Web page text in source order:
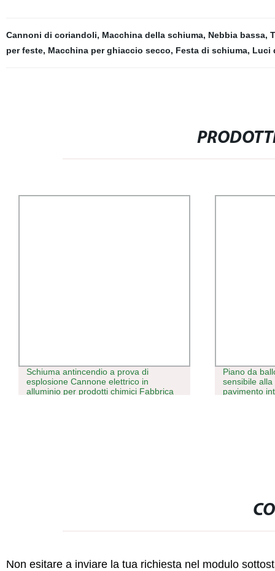
Cannoni di coriandoli, Macchina della schiuma, Nebbia bassa,
per feste, Macchina per ghiaccio secco, Festa di schiuma, Luci
Schiuma antincendio a prova di
esplosione Cannone elettrico in
alluminio per prodotti chimici Fabbrica
Piano da
sensibile
pavimento
Non esitare a inviare la tua richiesta nel modulo